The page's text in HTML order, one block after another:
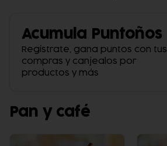
Acumula Puntoños
Regístrate, gana puntos con tus
compras y canjealos por
productos y más
Pan y café